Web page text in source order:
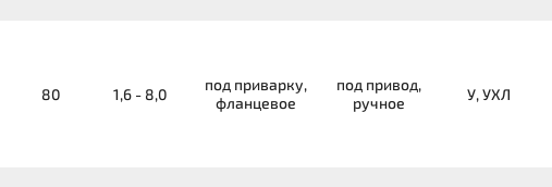
80 1,6 - 8,0
под приварку,
фланцевое
под привод,
ручное
У, УХЛ